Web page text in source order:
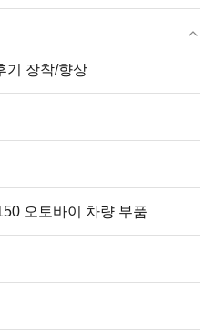
기 장착/향상
오토바이 차량 부품